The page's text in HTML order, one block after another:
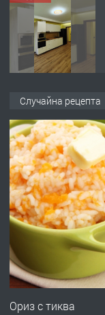
ПРЕДЛАГА
ПРЕДЛАГА
Случайна рецепта
Ориз с тиква